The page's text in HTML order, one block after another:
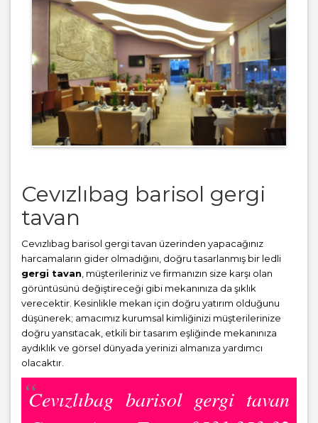
Cevızlıbag barisol gergi
tavan
Cevızlıbag barisol gergi tavan üzerinden yapacağınız
harcamaların gider olmadığını, doğru tasarlanmış bir ledli
gergi tavan , müşterileriniz ve firmanızın size karşı olan
görüntüsünü değiştireceği gibi mekanınıza da şıklık
verecektir. Kesinlikle mekan için doğru yatırım olduğunu
düşünerek; amacımız kurumsal kimliğinizi müşterilerinize
doğru yansıtacak, etkili bir tasarım eşliğinde mekanınıza
aydıklık ve görsel dünyada yerinizi almanıza yardımcı
olacaktır.
Cevızlıbag barisol gergi tavan